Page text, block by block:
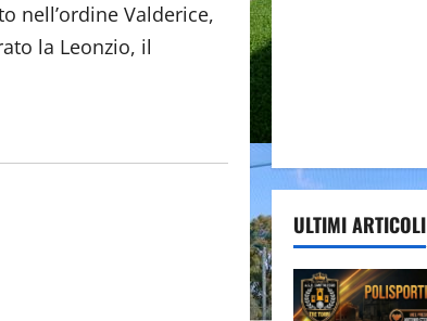
nell’ordine Valderice,
la Leonzio, il
ULTIMI ARTICOLI